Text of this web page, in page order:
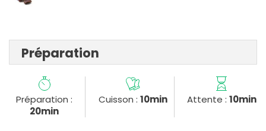
Préparation
Préparation :
20min
Cuisson : 10min Attente : 10min